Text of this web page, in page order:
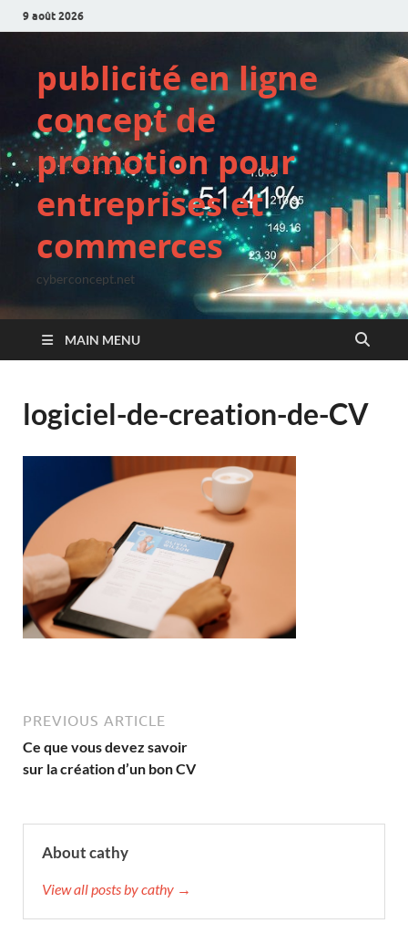
9 août 2026
publicité en ligne
concept de
promotion pour
entreprises et
commerces
cyberconcept.net
MAIN MENU
logiciel-de-creation-de-CV
PREVIOUS ARTICLE
Ce que vous devez savoir
sur la création d’un bon CV
About cathy
View all posts by cathy →